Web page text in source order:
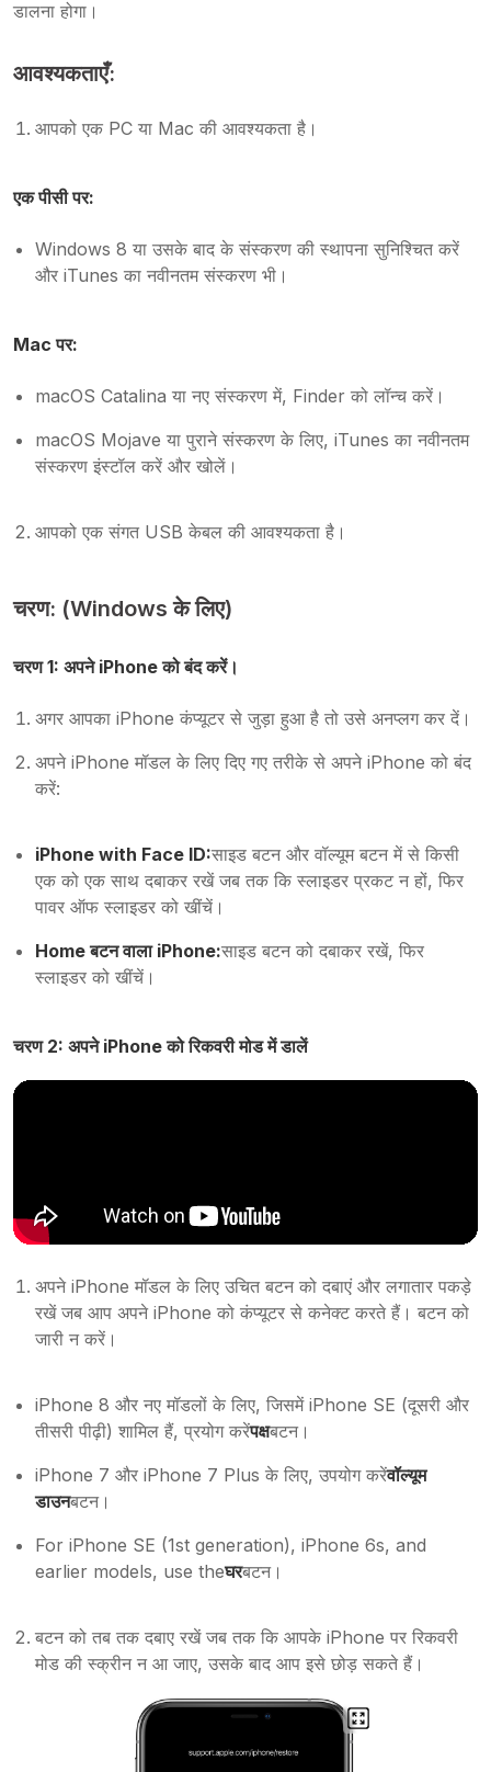
डालना होगा।
आवश्यकताएँ:
आपको एक PC या Mac की आवश्यकता है।
एक पीसी पर:
Windows 8 या उसके बाद के संस्करण की स्थापना सुनिश्चित करें
और iTunes का नवीनतम संस्करण भी।
Mac पर:
macOS Catalina या नए संस्करण में, Finder को लॉन्च करें।
macOS Mojave या पुराने संस्करण के लिए, iTunes का नवीनतम
संस्करण इंस्टॉल करें और खोलें।
आपको एक संगत USB केबल की आवश्यकता है।
चरण: (Windows के लिए)
चरण 1: अपने iPhone को बंद करें।
अगर आपका iPhone कंप्यूटर से जुड़ा हुआ है तो उसे अनप्लग कर दें।
अपने iPhone मॉडल के लिए दिए गए तरीके से अपने iPhone को बंद
करें:
iPhone with Face ID:साइड बटन और वॉल्यूम बटन में से किसी
एक को एक साथ दबाकर रखें जब तक कि स्लाइडर प्रकट न हों, फिर
पावर ऑफ स्लाइडर को खींचें।
Home बटन वाला iPhone:साइड बटन को दबाकर रखें, फिर
स्लाइडर को खींचें।
चरण 2: अपने iPhone को रिकवरी मोड में डालें
अपने iPhone मॉडल के लिए उचित बटन को दबाएं और लगातार पकड़े
रखें जब आप अपने iPhone को कंप्यूटर से कनेक्ट करते हैं। बटन को
जारी न करें।
iPhone 8 और नए मॉडलों के लिए, जिसमें iPhone SE (दूसरी और
तीसरी पीढ़ी) शामिल हैं, प्रयोग करेंपक्षबटन।
iPhone 7 और iPhone 7 Plus के लिए, उपयोग करेंवॉल्यूम
डाउनबटन।
For iPhone SE (1st generation), iPhone 6s, and
earlier models, use theघरबटन।
बटन को तब तक दबाए रखें जब तक कि आपके iPhone पर रिकवरी
मोड की स्क्रीन न आ जाए, उसके बाद आप इसे छोड़ सकते हैं।